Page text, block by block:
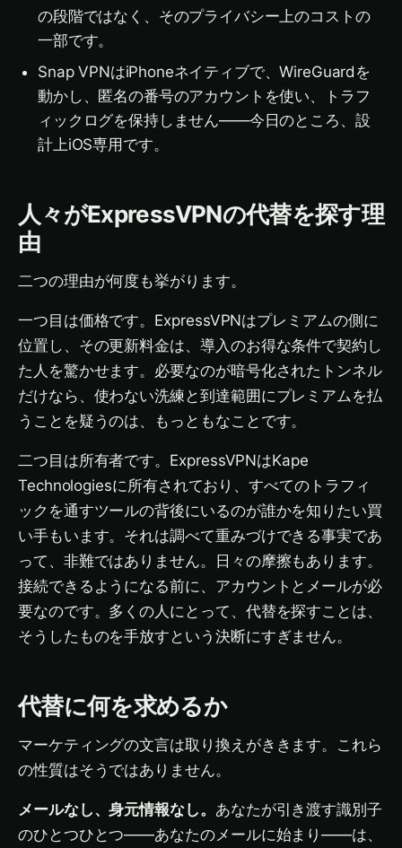
の段階ではなく、そのプライバシー上のコストの
一部です。
Snap VPNはiPhoneネイティブで、WireGuardを
動かし、匿名の番号のアカウントを使い、トラフ
ィックログを保持しません——今日のところ、設
計上iOS専用です。
人々がExpressVPNの代替を探す理
由
二つの理由が何度も挙がります。
一つ目は価格です。ExpressVPNはプレミアムの側に
位置し、その更新料金は、導入のお得な条件で契約し
た人を驚かせます。必要なのが暗号化されたトンネル
だけなら、使わない洗練と到達範囲にプレミアムを払
うことを疑うのは、もっともなことです。
二つ目は所有者です。ExpressVPNはKape
Technologiesに所有されており、すべてのトラフィ
ックを通すツールの背後にいるのが誰かを知りたい買
い手もいます。それは調べて重みづけできる事実であ
って、非難ではありません。日々の摩擦もあります。
接続できるようになる前に、アカウントとメールが必
要なのです。多くの人にとって、代替を探すことは、
そうしたものを手放すという決断にすぎません。
代替に何を求めるか
マーケティングの文言は取り換えがききます。これら
の性質はそうではありません。
メールなし、身元情報なし。 あなたが引き渡す識別子
のひとつひとつ——あなたのメールに始まり——は、